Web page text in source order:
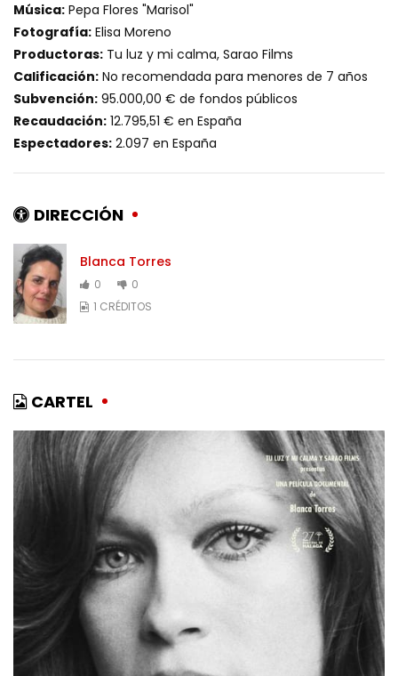
Música: Pepa Flores "Marisol"
Fotografía: Elisa Moreno
Productoras: Tu luz y mi calma, Sarao Films
Calificación: No recomendada para menores de 7 años
Subvención: 95.000,00 € de fondos públicos
Recaudación: 12.795,51 € en España
Espectadores: 2.097 en España
DIRECCIÓN
Blanca Torres
0
0
1 CRÉDITOS
CARTEL